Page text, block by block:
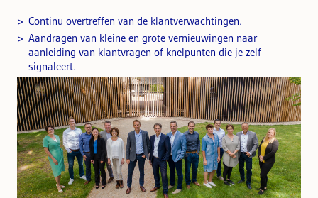
Continu overtreffen van de klantverwachtingen.
Aandragen van kleine en grote vernieuwingen naar
aanleiding van klantvragen of knelpunten die je zelf
signaleert.